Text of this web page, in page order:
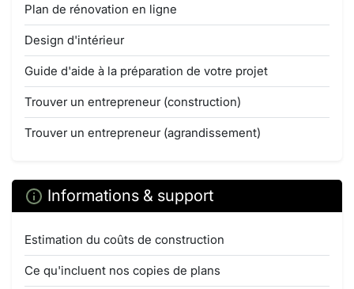
Plan de rénovation en ligne
Design d'intérieur
Guide d'aide à la préparation de votre projet
Trouver un entrepreneur (construction)
Trouver un entrepreneur (agrandissement)
Informations & support
Estimation du coûts de construction
Ce qu'incluent nos copies de plans